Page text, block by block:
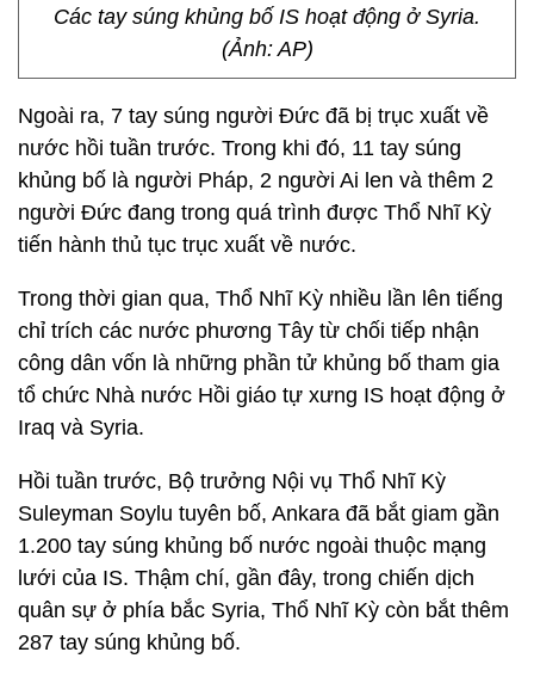
Các tay súng khủng bố IS hoạt động ở Syria.
(Ảnh: AP)
Ngoài ra, 7 tay súng người Đức đã bị trục xuất về
nước hồi tuần trước. Trong khi đó, 11 tay súng
khủng bố là người Pháp, 2 người Ai len và thêm 2
người Đức đang trong quá trình được Thổ Nhĩ Kỳ
tiến hành thủ tục trục xuất về nước.
Trong thời gian qua, Thổ Nhĩ Kỳ nhiều lần lên tiếng
chỉ trích các nước phương Tây từ chối tiếp nhận
công dân vốn là những phần tử khủng bố tham gia
tổ chức Nhà nước Hồi giáo tự xưng IS hoạt động ở
Iraq và Syria.
Hồi tuần trước, Bộ trưởng Nội vụ Thổ Nhĩ Kỳ
Suleyman Soylu tuyên bố, Ankara đã bắt giam gần
1.200 tay súng khủng bố nước ngoài thuộc mạng
lưới của IS. Thậm chí, gần đây, trong chiến dịch
quân sự ở phía bắc Syria, Thổ Nhĩ Kỳ còn bắt thêm
287 tay súng khủng bố.